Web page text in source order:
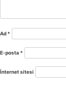
Ad *
E-posta *
İnternet sitesi